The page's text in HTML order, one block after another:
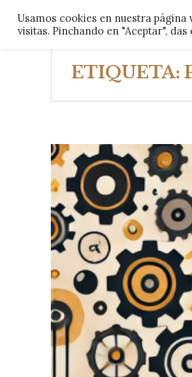
CARLOS MUÑOZ
ETIQUETA:
Usamos cookies en nuestra
visitas. Pinchando en "Aceptar",